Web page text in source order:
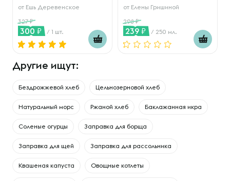
от Ешь Деревенское
327
300 / 1 шт.
от Елены Гришиной
298
239 / 250 мл.
Другие ищут:
Бездрожжевой хлеб Цельнозерновой хлеб
Натуральный морс Ржаной хлеб Баклажанная икра
Соленые огурцы Заправка для борща
Заправка для щей Заправка для рассольника
Квашеная капуста Овощные котлеты